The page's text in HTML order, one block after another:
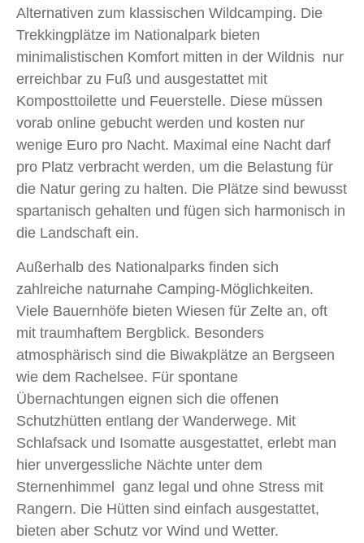
Alternativen zum klassischen Wildcamping. Die
Trekkingplätze im Nationalpark bieten
minimalistischen Komfort mitten in der Wildnis nur
erreichbar zu Fuß und ausgestattet mit
Komposttoilette und Feuerstelle. Diese müssen
vorab online gebucht werden und kosten nur
wenige Euro pro Nacht. Maximal eine Nacht darf
pro Platz verbracht werden, um die Belastung für
die Natur gering zu halten. Die Plätze sind bewusst
spartanisch gehalten und fügen sich harmonisch in
die Landschaft ein.
Außerhalb des Nationalparks finden sich
zahlreiche naturnahe Camping-Möglichkeiten.
Viele Bauernhöfe bieten Wiesen für Zelte an, oft
mit traumhaftem Bergblick. Besonders
atmosphärisch sind die Biwakplätze an Bergseen
wie dem Rachelsee. Für spontane
Übernachtungen eignen sich die offenen
Schutzhütten entlang der Wanderwege. Mit
Schlafsack und Isomatte ausgestattet, erlebt man
hier unvergessliche Nächte unter dem
Sternenhimmel ganz legal und ohne Stress mit
Rangern. Die Hütten sind einfach ausgestattet,
bieten aber Schutz vor Wind und Wetter.